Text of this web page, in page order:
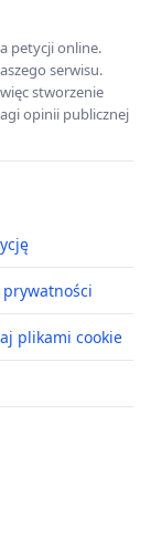
petycji online.
serwisu.
stworzenie
opinii publicznej
plikami cookie